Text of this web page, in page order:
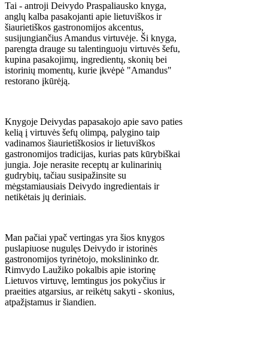
Tai - antroji Deivydo Praspaliausko knyga,
anglų kalba pasakojanti apie lietuviškos ir
šiaurietiškos gastronomijos akcentus,
susijungiančius Amandus virtuvėje. Ši knyga,
parengta drauge su talentinguoju virtuvės šefu,
kupina pasakojimų, ingredientų, skonių bei
istorinių momentų, kurie įkvėpė "Amandus"
restorano įkūrėją.
Knygoje Deivydas papasakojo apie savo paties
kelią į virtuvės šefų olimpą, palygino taip
vadinamos šiaurietiškosios ir lietuviškos
gastronomijos tradicijas, kurias pats kūrybiškai
jungia. Joje nerasite receptų ar kulinarinių
gudrybių, tačiau susipažinsite su
mėgstamiausiais Deivydo ingredientais ir
netikėtais jų deriniais.
Man pačiai ypač vertingas yra šios knygos
puslapiuose nugulęs Deivydo ir istorinės
gastronomijos tyrinėtojo, mokslininko dr.
Rimvydo Laužiko pokalbis apie istorinę
Lietuvos virtuvę, lemtingus jos pokyčius ir
praeities atgarsius, ar reikėtų sakyti - skonius,
atpažįstamus ir šiandien.